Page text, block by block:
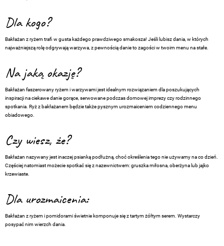
Dla kogo?
Bakłażan z ryżem trafi w gusta każdego prawdziwego smakosza! Jeśli lubisz dania, w których
najważniejszą rolę odgrywają warzywa, z pewnością danie to zagości w twoim menu na stałe.
Na jaką okazję?
Bakłażan faszerowany ryżem i warzywami jest idealnym rozwiązaniem dla poszukujących
inspiracji na ciekawe danie gorące, serwowane podczas domowej imprezy czy rodzinnego
spotkania. Ryż z bakłażanem będzie także pysznym urozmaiceniem codziennego menu
obiadowego.
Czy wiesz, że?
Bakłażan nazywany jest inaczej psianką podłużną, choć określenia tego nie używamy na co dzień.
Częściej natomiast możecie spotkać się z nazewnictwem: gruszka miłosna, oberżyna lub jajko
krzewiaste.
Dla urozmaicenia:
Bakłażan z ryżem i pomidorami świetnie komponuje się z tartym żółtym serem. Wystarczy
posypać nim wierzch dania.